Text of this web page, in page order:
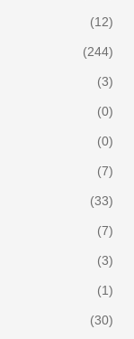
(12)
(244)
(3)
(0)
(0)
(7)
(33)
(7)
(3)
(1)
(30)